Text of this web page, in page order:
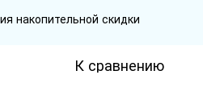
накопительной скидки
К сравнению